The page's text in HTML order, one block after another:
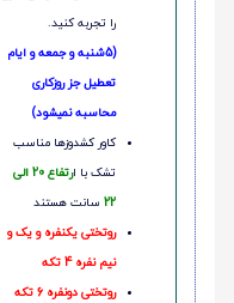
را تجربه کنید.
(5شنبه و جمعه و ایام
تعطیل جز روزکاری
محاسبه نمیشود)
کاور کشدوزها مناسب
تشک با ا
رتفاع 20 الی
22 سانت هستند
روتختی یکنفره و یک و
نیم نفره 4 تکه
روتختی دونفره 6 تکه